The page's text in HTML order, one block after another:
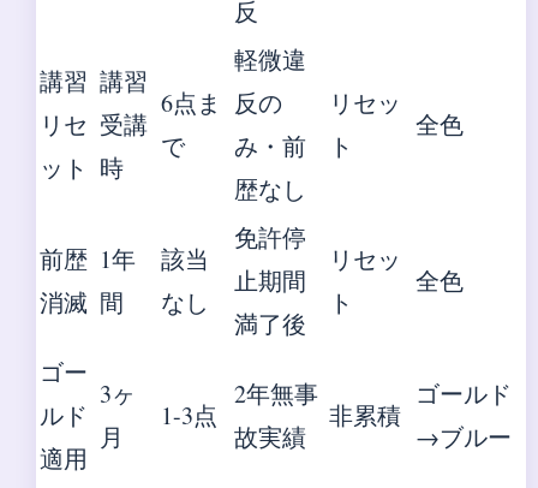
反
講習
リセ
ット
講習
受講
時
6点ま
で
軽微違
反の
み・前
歴なし
リセッ
ト
全色
前歴
消滅
1年
間
該当
なし
免許停
止期間
満了後
リセッ
ト
全色
ゴー
ルド
適用
3ヶ
月
1-3点
2年無事
故実績
非累積
ゴールド
→ブルー